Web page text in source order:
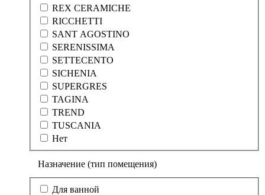
REX CERAMICHE
RICCHETTI
SANT AGOSTINO
SERENISSIMA
SETTECENTO
SICHENIA
SUPERGRES
TAGINA
TREND
TUSCANIA
Нет
Назначение (тип помещения)
Для ванной